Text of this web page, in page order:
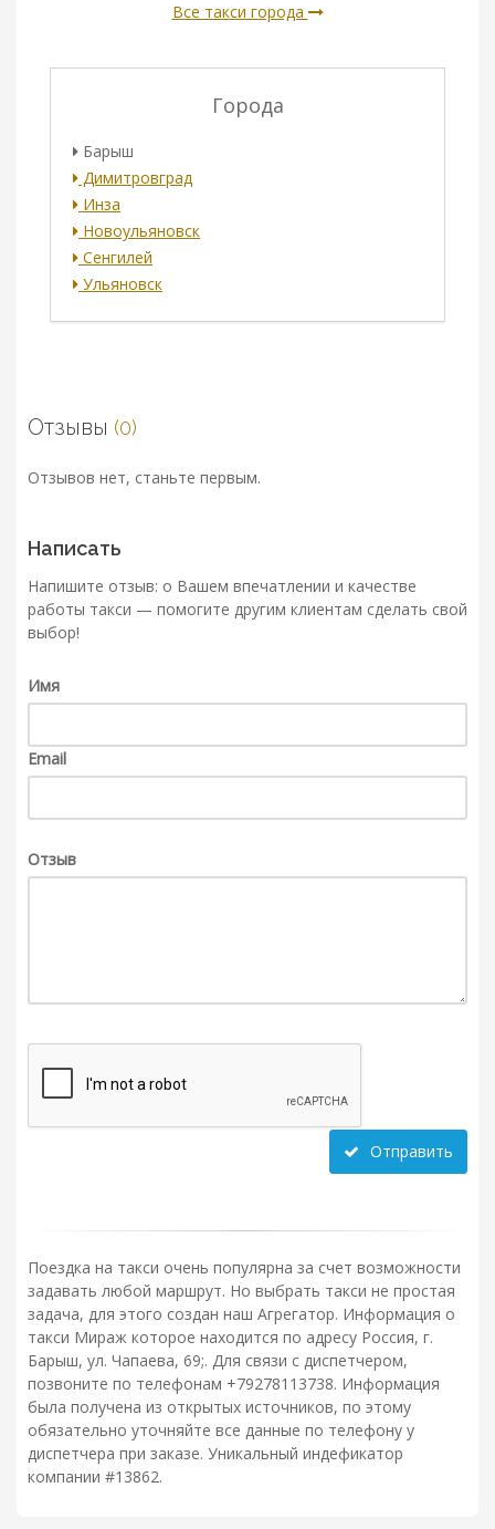
Все такси города
Города
Барыш
Димитровград
Инза
Новоульяновск
Сенгилей
Ульяновск
Отзывы (0)
Отзывов нет, станьте первым.
Написать
Напишите отзыв: о Вашем впечатлении и качестве
работы такси — помогите другим клиентам сделать свой
выбор!
Имя
Email
Отзыв
Отправить
Поездка на такси очень популярна за счет возможности
задавать любой маршрут. Но выбрать такси не простая
задача, для этого создан наш Агрегатор. Информация о
такси Мираж которое находится по адресу Россия, г.
Барыш, ул. Чапаева, 69;. Для связи с диспетчером,
позвоните по телефонам +79278113738. Информация
была получена из открытых источников, по этому
обязательно уточняйте все данные по телефону у
диспетчера при заказе. Уникальный индефикатор
компании #13862.